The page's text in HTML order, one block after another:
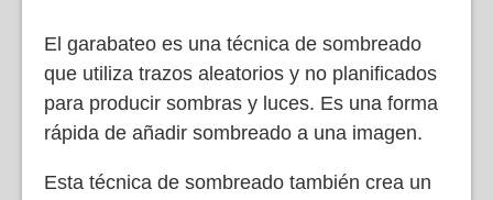
El garabateo es una técnica de sombreado
que utiliza trazos aleatorios y no planificados
para producir sombras y luces. Es una forma
rápida de añadir sombreado a una imagen.
Esta técnica de sombreado también crea un